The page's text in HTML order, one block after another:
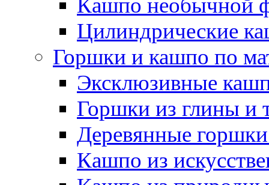
Кашпо необычной
Цилиндрические
Горшки и кашпо по
Эксклюзивные
Горшки из глины и
Деревянные
Кашпо из